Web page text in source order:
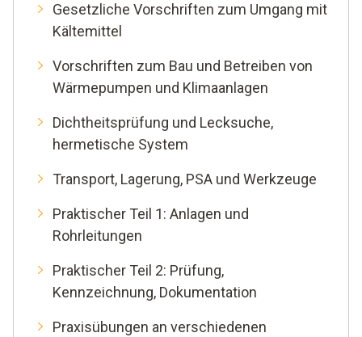
Gesetzliche Vorschriften zum Umgang mit
Kältemittel
Vorschriften zum Bau und Betreiben von
Wärmepumpen und Klimaanlagen
Dichtheitsprüfung und Lecksuche,
hermetische System
Transport, Lagerung, PSA und Werkzeuge
Praktischer Teil 1: Anlagen und
Rohrleitungen
Praktischer Teil 2: Prüfung,
Kennzeichnung, Dokumentation
Praxisübungen an verschiedenen